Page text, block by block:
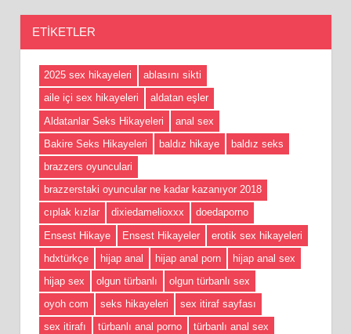
ETIKETLER
2025 sex hikayeleri
ablasını sikti
aile içi sex hikayeleri
aldatan eşler
Aldatanlar Seks Hikayeleri
anal sex
Bakire Seks Hikayeleri
baldız hikaye
baldız seks
brazzers oyunculari
brazzerstaki oyuncular ne kadar kazanıyor 2018
cıplak kızlar
dixiedamelioxxx
doedaporno
Ensest Hikaye
Ensest Hikayeler
erotik sex hikayeleri
hdxtürkçe
hijap anal hijap anal porn
hijap anal sex
hijap sex
olgun türbanlı
olgun türbanlı sex
oyoh com
seks hikayeleri
sex itiraf sayfası
sex itirafı
türbanlı anal porno
türbanlı anal sex